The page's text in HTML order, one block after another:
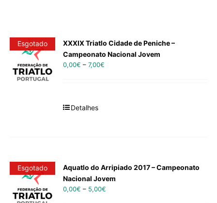
Esgotado
XXXIX Triatlo Cidade de Peniche –
Campeonato Nacional Jovem
0,00€ –7,00€
Detalhes
Esgotado
Aquatlo do Arripiado 2017 – Campeonato
Nacional Jovem
0,00€ – 5,00€